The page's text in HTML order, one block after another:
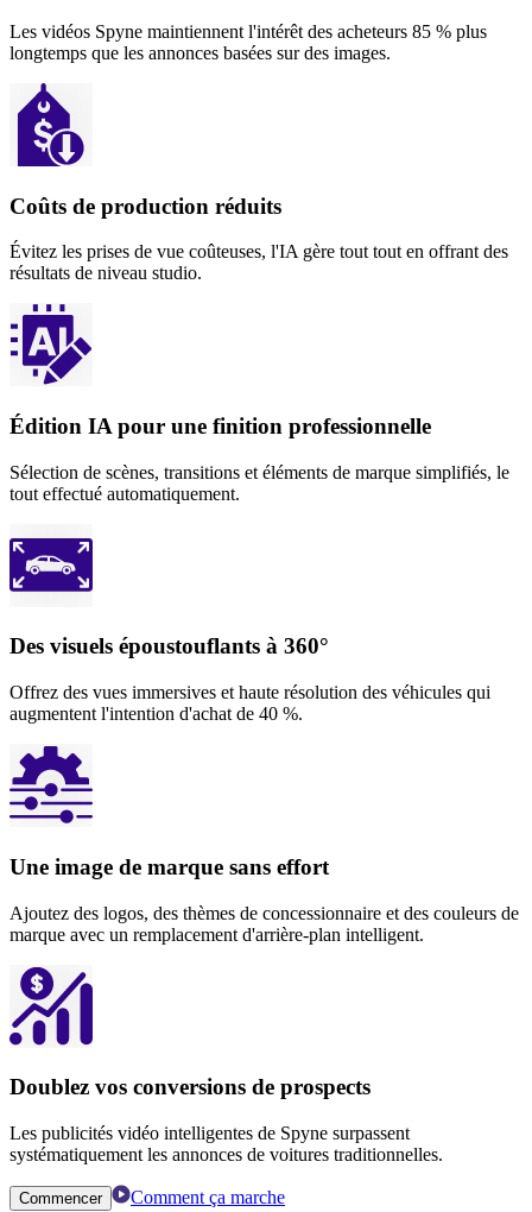
Les vidéos Spyne maintiennent l'intérêt des acheteurs 85 % plus
longtemps que les annonces basées sur des images.
Coûts de production réduits
Évitez les prises de vue coûteuses, l'IA gère tout tout en offrant des
résultats de niveau studio.
Édition IA pour une finition professionnelle
Sélection de scènes, transitions et éléments de marque simplifiés, le
tout effectué automatiquement.
Des visuels époustouflants à 360°
Offrez des vues immersives et haute résolution des véhicules qui
augmentent l'intention d'achat de 40 %.
Une image de marque sans effort
Ajoutez des logos, des thèmes de concessionnaire et des couleurs de
marque avec un remplacement d'arrière-plan intelligent.
Doublez vos conversions de prospects
Les publicités vidéo intelligentes de Spyne surpassent
systématiquement les annonces de voitures traditionnelles.
Commencer Comment ça marche